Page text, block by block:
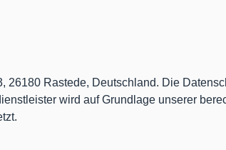
26180 Rastede, Deutschland. Die
wird auf Grundlage unserer